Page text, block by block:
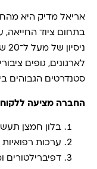
אריאל מדיק היא
בתחום ציוד החייאה,
לארגונים, גופים
סטנדרטים הגבוהים
החברה מציעה
בלון חמצן
ערכות רפואיות
דפיברילטורים